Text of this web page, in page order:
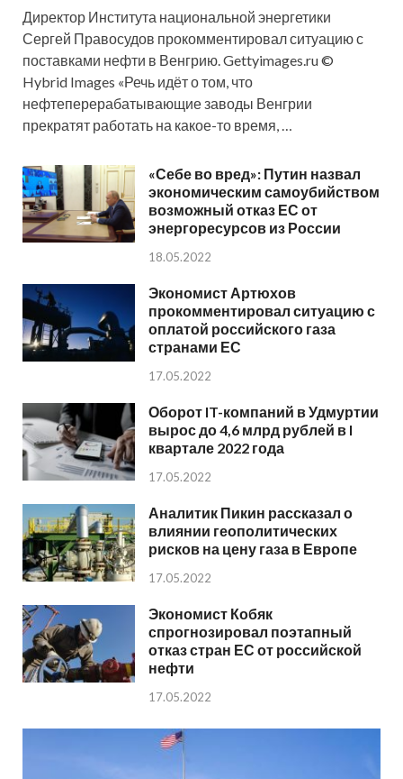
Директор Института национальной энергетики
Сергей Правосудов прокомментировал ситуацию с
поставками нефти в Венгрию. Gettyimages.ru ©
Hybrid Images «Речь идёт о том, что
нефтеперерабатывающие заводы Венгрии
прекратят работать на какое-то время, …
«Себе во вред»: Путин назвал
экономическим самоубийством
возможный отказ ЕС от
энергоресурсов из России
18.05.2022
Экономист Артюхов
прокомментировал ситуацию с
оплатой российского газа
странами ЕС
17.05.2022
Оборот IT-компаний в Удмуртии
вырос до 4,6 млрд рублей в I
квартале 2022 года
17.05.2022
Аналитик Пикин рассказал о
влиянии геополитических
рисков на цену газа в Европе
17.05.2022
Экономист Кобяк
спрогнозировал поэтапный
отказ стран ЕС от российской
нефти
17.05.2022